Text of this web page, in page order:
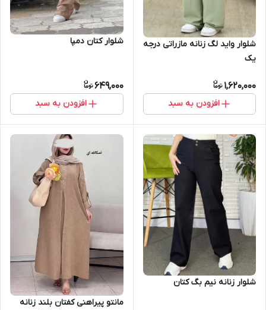
شلوار واید لگ زنانه مازراتی درجه
یک
1,620,000
افزودن به سبد
شلوار کتان دمپا
649,000
افزودن به سبد
شلوار زنانه نیم بگ کتان
مانتو پیراهنی کفتان بلند زنانه